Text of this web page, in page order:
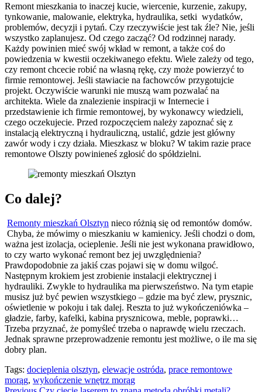
Remont mieszkania to inaczej kucie, wiercenie, kurzenie, zakupy,
tynkowanie, malowanie, elektryka, hydraulika, setki wydatków,
problemów, decyzji i pytań. Czy rzeczywiście jest tak źle? Nie, jeśli
wszystko zaplanujesz. Od czego zacząć? Od rodzinnej narady.
Każdy powinien mieć swój wkład w remont, a także coś do
powiedzenia w kwestii oczekiwanego efektu. Wiele zależy od tego,
czy remont chcecie robić na własną rękę, czy może powierzyć to
firmie remontowej. Jeśli stawiacie na fachowców przygotujcie
projekt. Oczywiście warunki nie muszą wam pozwalać na
architekta. Wiele da znalezienie inspiracji w Internecie i
przedstawienie ich firmie remontowej, by wykonawcy wiedzieli,
czego oczekujecie. Przed rozpoczęciem należy zapoznać się z
instalacją elektryczną i hydrauliczną, ustalić, gdzie jest główny
zawór wody i czy działa. Mieszkasz w bloku? W takim razie prace
remontowe Olszty powinieneś zgłosić do spółdzielni.
Co dalej?
Remonty mieszkań Olsztyn nieco różnią się od remontów domów.
Chyba, że mówimy o mieszkaniu w kamienicy. Jeśli chodzi o dom,
ważna jest izolacja, ocieplenie. Jeśli nie jest wykonana prawidłowo,
to czy warto wykonać remont bez jej uwzględnienia?
Prawdopodobnie za jakiś czas pojawi się w domu wilgoć.
Następnym krokiem jest zrobienie instalacji elektrycznej i
hydrauliki. Zwykle to hydraulika ma pierwszeństwo. Na tym etapie
musisz już być pewien wszystkiego – gdzie ma być zlew, prysznic,
oświetlenie w pokoju i tak dalej. Reszta to już wykończeniówka –
gładzie, farby, kafelki, kabina prysznicowa, meble, poprawki…
Trzeba przyznać, że pomyśleć trzeba o naprawdę wielu rzeczach.
Jednak sprawne przeprowadzenie remontu jest możliwe, o ile ma się
dobry plan.
Tags: docieplenia olsztyn, elewacje ostróda, prace remontowe
morąg, wykończenie wnętrz morąg